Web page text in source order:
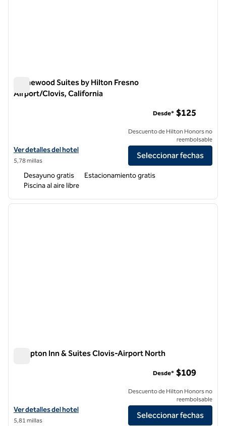
Homewood Suites by Hilton Fresno
Airport/Clovis, California
Ver detalles del hotel Homewood Suites by Hilton Fresno Airport/
Ver detalles del hotel
5,78 millas
Desde* $125
Descuento de Hilton Honors no
reembolsable
Seleccionar fechas
Desayuno gratis
Estacionamiento gratis
Piscina al aire libre
1 de 12
Hampton Inn & Suites Clovis-Airport North
Ver detalles del hotel Hampton Inn & Suites Clovis-Airport North
Ver detalles del hotel
5,81 millas
Desde* $109
Descuento de Hilton Honors no
reembolsable
Seleccionar fechas